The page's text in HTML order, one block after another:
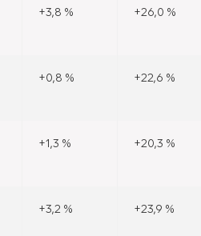
+3,8 % +26,0 %
+0,8 % +22,6 %
+1,3 % +20,3 %
+3,2 % +23,9 %